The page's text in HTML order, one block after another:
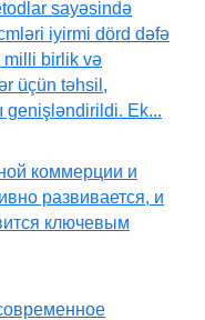
sayəsində
iyirmi dörd dəfə
milli birlik və
üçün təhsil,
genişləndirildi. Ek...
коммерции и
развивается, и
ключевым